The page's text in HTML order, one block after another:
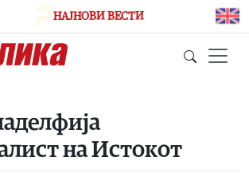
НАЈНОВИ ВЕСТИ
на Истокот